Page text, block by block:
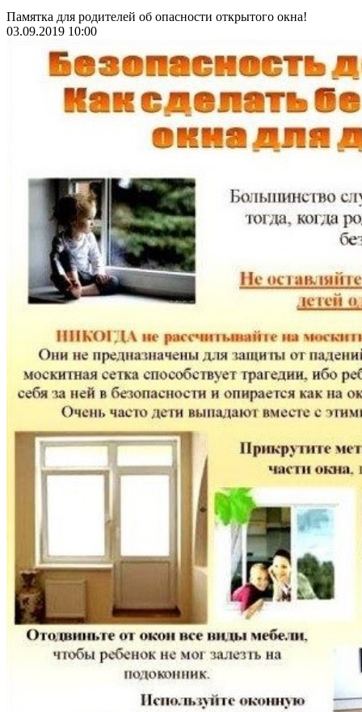
Памятка для родителей об опасности открытого окна!
03.09.2019 10:00